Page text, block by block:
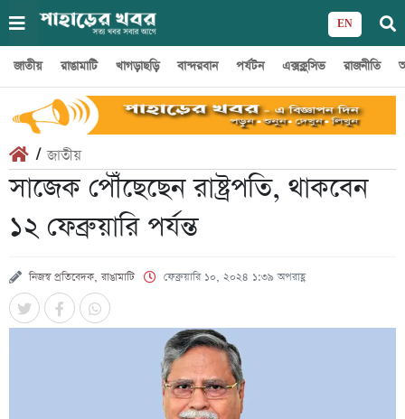
EN
জাতীয় রাঙামাটি খাগড়াছড়ি বান্দরবান পর্যটন এক্সক্লুসিভ রাজনীতি
/জাতীয়
সাজেক পৌঁছেছেন রাষ্ট্রপতি, থাকবেন
১২ ফেব্রুয়ারি পর্যন্ত
নিজস্ব প্রতিবেদক, রাঙামাটি ফেব্রুয়ারি ১০, ২০২৪ ১:৩৯ অপরাহ্ণ